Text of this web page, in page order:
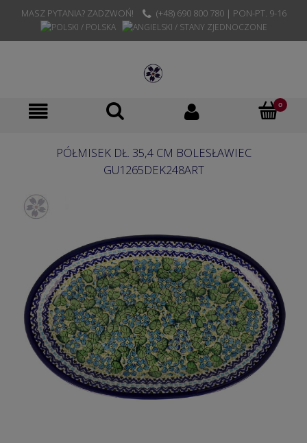
MASZ PYTANIA? ZADZWOŃ! (+48) 690 800 780 | PON-PT. 9-16
PÓŁMISEK DŁ. 35,4 CM BOLESŁAWIEC
GU1265DEK248ART